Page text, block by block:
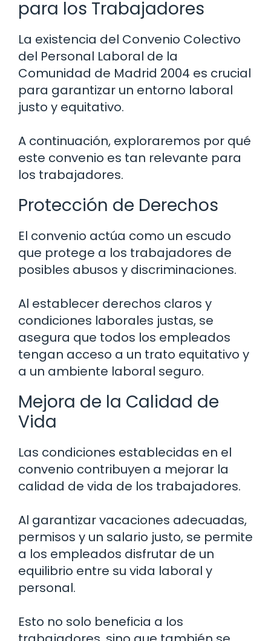
para los Trabajadores
La existencia del Convenio Colectivo
del Personal Laboral de la
Comunidad de Madrid 2004 es crucial
para garantizar un entorno laboral
justo y equitativo.
A continuación, exploraremos por qué
este convenio es tan relevante para
los trabajadores.
Protección de Derechos
El convenio actúa como un escudo
que protege a los trabajadores de
posibles abusos y discriminaciones.
Al establecer derechos claros y
condiciones laborales justas, se
asegura que todos los empleados
tengan acceso a un trato equitativo y
a un ambiente laboral seguro.
Mejora de la Calidad de
Vida
Las condiciones establecidas en el
convenio contribuyen a mejorar la
calidad de vida de los trabajadores.
Al garantizar vacaciones adecuadas,
permisos y un salario justo, se permite
a los empleados disfrutar de un
equilibrio entre su vida laboral y
personal.
Esto no solo beneficia a los